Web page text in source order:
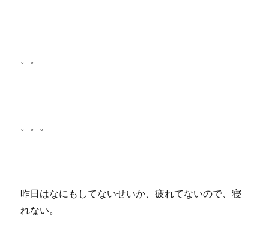
。。
。。。
昨日はなにもしてないせいか、疲れてないので、寝
れない。